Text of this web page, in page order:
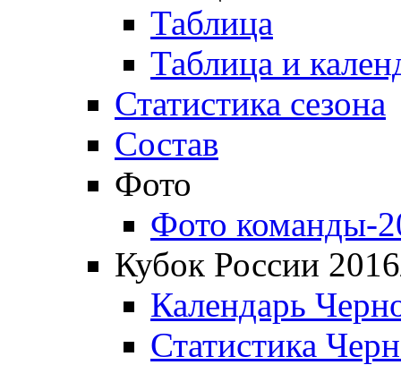
Таблица
Таблица и
Статистика сезона
Состав
Фото
Фото команды-
Кубок России
Календарь
Статистика